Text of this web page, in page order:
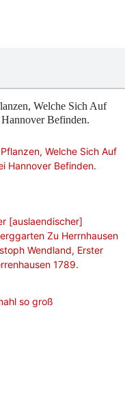
Welche Sich Auf
Befinden.
Welche Sich Auf
Hannover Befinden.
[auslaendischer]
Zu Herrnhausen
Wendland, Erster
1789.
so groß